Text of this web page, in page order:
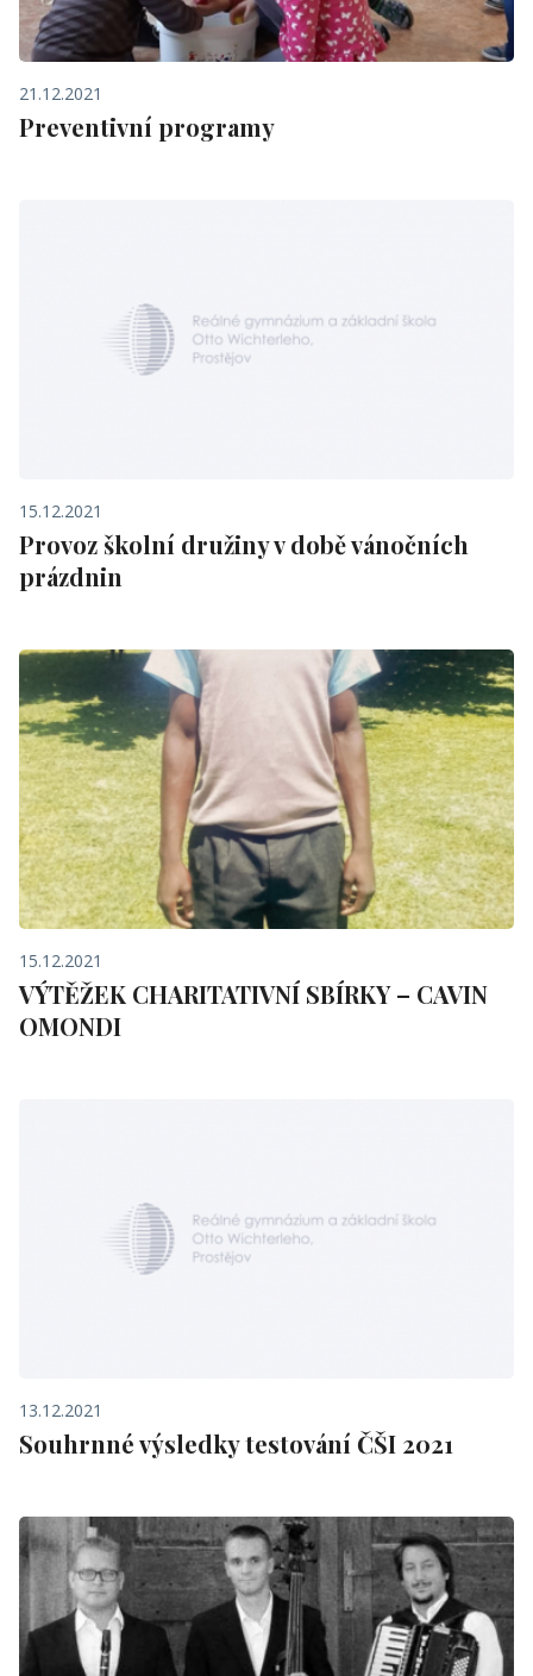
21.12.2021
Preventivní programy
15.12.2021
Provoz školní družiny v době vánočních
prázdnin
15.12.2021
VÝTĚŽEK CHARITATIVNÍ SBÍRKY – CAVIN
OMONDI
13.12.2021
Souhrnné výsledky testování ČŠI 2021